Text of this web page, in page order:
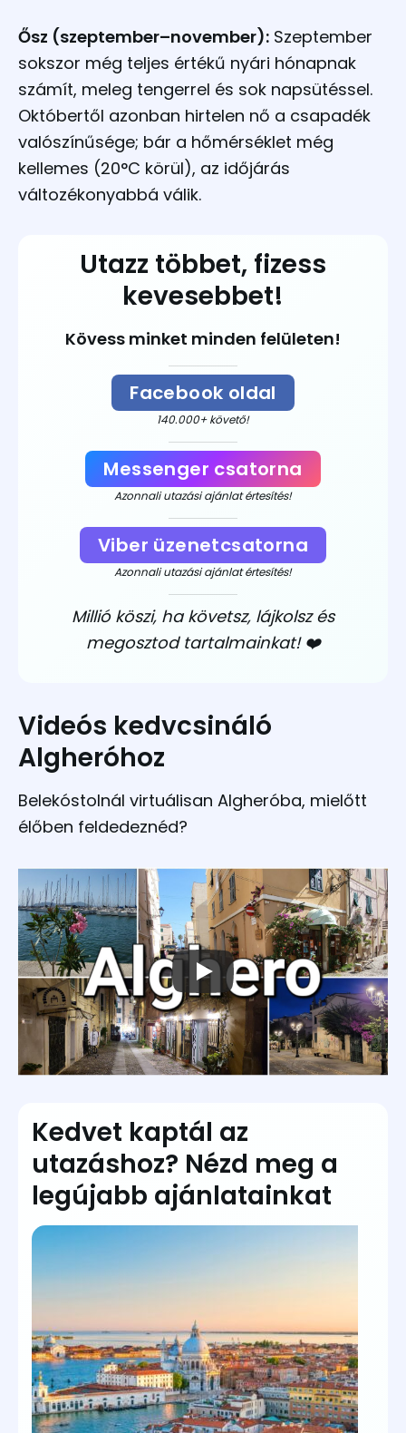
Ősz (szeptember–november): Szeptember
sokszor még teljes értékű nyári hónapnak
számít, meleg tengerrel és sok napsütéssel.
Októbertől azonban hirtelen nő a csapadék
valószínűsége; bár a hőmérséklet még
kellemes (20°C körül), az időjárás
változékonyabbá válik.
Utazz többet, fizess
kevesebbet!
Kövess minket minden felületen!
Facebook oldal
140.000+ követő!
Messenger csatorna
Azonnali utazási ajánlat értesítés!
Viber üzenetcsatorna
Azonnali utazási ajánlat értesítés!
Millió köszi, ha követsz, lájkolsz és
megosztod tartalmainkat! ❤️
Videós kedvcsináló
Algheróhoz
Belekóstolnál virtuálisan Algheróba, mielőtt
élőben feldedeznéd?
Kedvet kaptál az
utazáshoz? Nézd meg a
legújabb ajánlatainkat